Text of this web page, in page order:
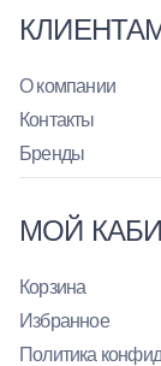
О компании
Контакты
Бренды
МОЙ
Корзина
Избранное
Политика